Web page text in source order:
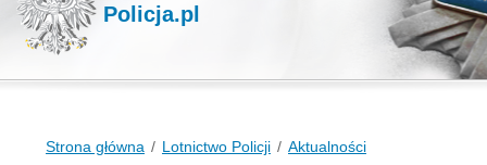
Policja.pl
Strona główna Lotnictwo Policji Aktualności